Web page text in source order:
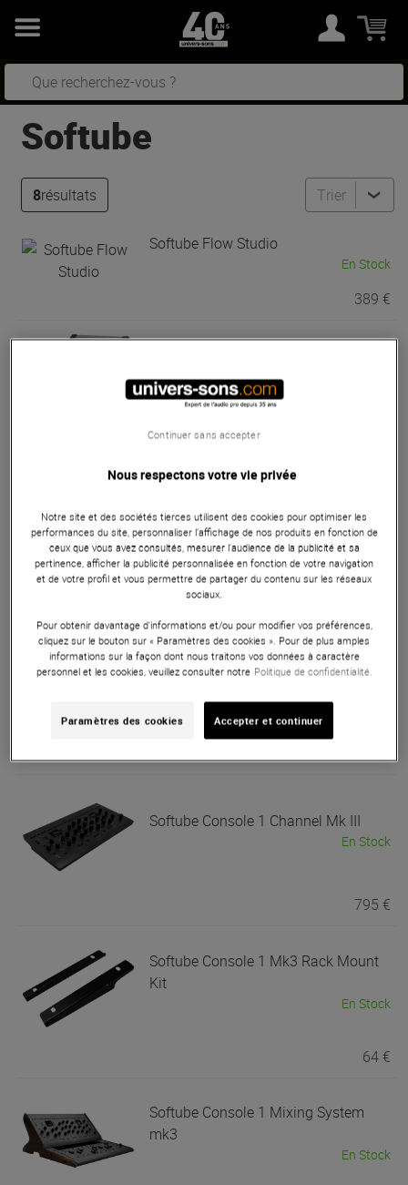
Softube
8résultats Trier
Softube Flow Studio
En Stock
389 €
SoftubeConsole 1 Compact
Nouveau
En Stock
SoftubeConsole 1 Fader MK III
Softube Console 1 Channel Mk III
En Stock
795 €
Softube Console 1 Mk3 Rack Mount
Kit
En Stock
64 €
Softube Console 1 Mixing System
mk3
En Stock
Nous respectons votre vie privée
Notre site et des sociétés tierces utilisent des cookies pour optimiser les
performances du site, personnaliser l’affichage de nos produits en fonction de
ceux que vous avez consultés, mesurer l'audience de la publicité et sa
pertinence, afficher la publicité personnalisée en fonction de votre navigation
et de votre profil et vous permettre de partager du contenu sur les réseaux
sociaux.
Pour obtenir davantage d'informations et/ou pour modifier vos préférences,
cliquez sur le bouton sur « Paramètres des cookies ». Pour de plus amples
informations sur la façon dont nous traitons vos données à caractère
personnel et les cookies, veuillez consulter notre Politique de confidentialité.
Paramètres des cookies Accepter et continuer
Continuer sans accepter